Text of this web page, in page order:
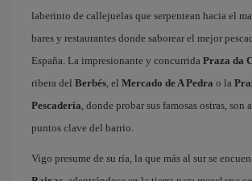
laberinto de callejuelas que serpentean hacia el
bares y restaurantes donde saborear el mejor
España. La impresionante y concurrida Praza da
ribera del Berbés, el Mercado de A Pedra o la
Pescadería, donde probar sus famosas ostras, son
puntos clave del barrio.
Vigo presume de su ría, la que más al sur se